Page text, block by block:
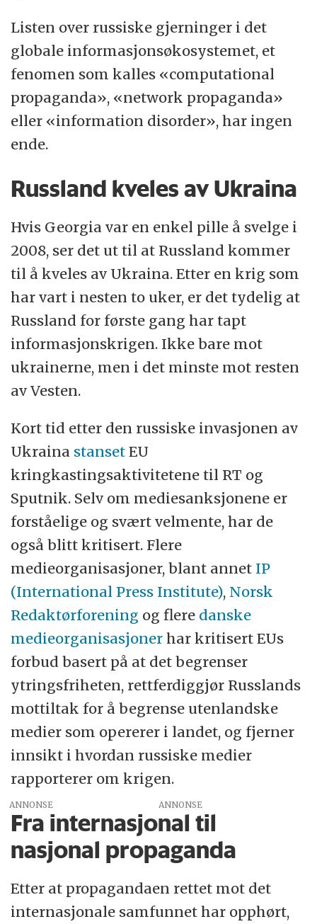
Listen over russiske gjerninger i det
globale informasjonsøkosystemet, et
fenomen som kalles «computational
propaganda», «network propaganda»
eller «information disorder», har ingen
ende.
Russland kveles av Ukraina
Hvis Georgia var en enkel pille å svelge i
2008, ser det ut til at Russland kommer
til å kveles av Ukraina. Etter en krig som
har vart i nesten to uker, er det tydelig at
Russland for første gang har tapt
informasjonskrigen. Ikke bare mot
ukrainerne, men i det minste mot resten
av Vesten.
Kort tid etter den russiske invasjonen av
Ukraina stanset EU
kringkastingsaktivitetene til RT og
Sputnik. Selv om mediesanksjonene er
forståelige og svært velmente, har de
også blitt kritisert. Flere
medieorganisasjoner, blant annet IP
(International Press Institute), Norsk
Redaktørforening og flere danske
medieorganisasjoner har kritisert EUs
forbud basert på at det begrenser
ytringsfriheten, rettferdiggjør Russlands
mottiltak for å begrense utenlandske
medier som opererer i landet, og fjerner
innsikt i hvordan russiske medier
rapporterer om krigen.
ANNONSE
Fra internasjonal til
nasjonal propaganda
Etter at propagandaen rettet mot det
internasjonale samfunnet har opphørt,